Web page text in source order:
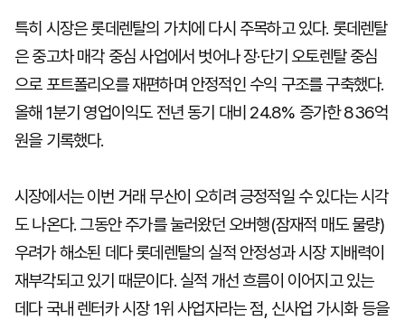
특히 시장은 롯데렌탈의 가치에 다시 주목하고 있다. 롯데렌탈
은 중고차 매각 중심 사업에서 벗어나 장·단기 오토렌탈 중심
으로 포트폴리오를 재편하며 안정적인 수익 구조를 구축했다.
올해 1분기 영업이익도 전년 동기 대비 24.8% 증가한 836억
원을 기록했다.
시장에서는 이번 거래 무산이 오히려 긍정적일 수 있다는 시각
도 나온다. 그동안 주가를 눌러왔던 오버행(잠재적 매도 물량)
우려가 해소된 데다 롯데렌탈의 실적 안정성과 시장 지배력이
재부각되고 있기 때문이다. 실적 개선 흐름이 이어지고 있는
데다 국내 렌터카 시장 1위 사업자라는 점, 신사업 가시화 등을